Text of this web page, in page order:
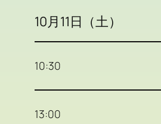
10月11日（土）
10:30
13:00